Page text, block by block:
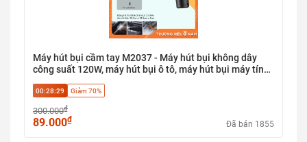
Máy hút bụi cầm tay M2037 - Máy hút bụi không dây
công suất 120W, máy hút bụi ô tô, máy hút bụi máy tính,
00:28:28 Giảm 70%
300.000₫
89.000₫ Đã bán 1855